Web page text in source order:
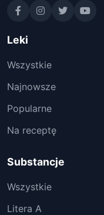
Leki
Wszystkie
Najnowsze
Popularne
Na receptę
Substancje
Wszystkie
Litera A